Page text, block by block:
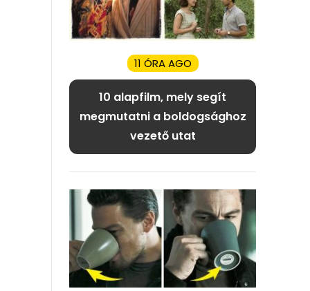
11 ÓRA AGO
10 alapfilm, mely segít
megmutatni a boldogsághoz
vezető utat